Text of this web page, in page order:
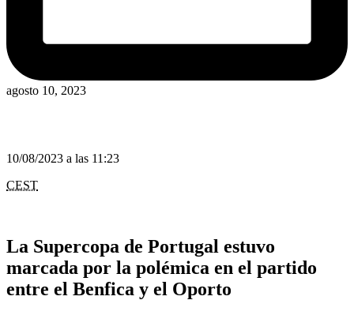
agosto 10, 2023
10/08/2023 a las 11:23
CEST
La Supercopa de Portugal estuvo
marcada por la polémica en el partido
entre el Benfica y el Oporto